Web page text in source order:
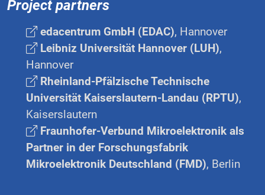
Project partners
edacentrum GmbH (EDAC), Hannover
Leibniz Universität Hannover (LUH),
Hannover
Rheinland-Pfälzische Technische
Universität Kaiserslautern-Landau (RPTU),
Kaiserslautern
Fraunhofer-Verbund Mikroelektronik als
Partner in der Forschungsfabrik
Mikroelektronik Deutschland (FMD), Berlin